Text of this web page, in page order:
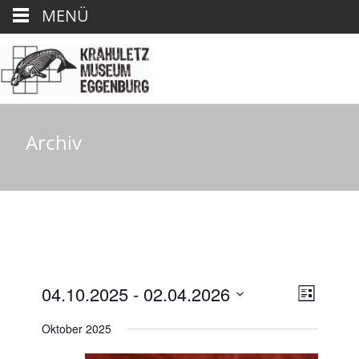
Archiv
A
n
V
r
L
t
04.10.2025 - 02.04.2026
Oktober 2025
MENÜ